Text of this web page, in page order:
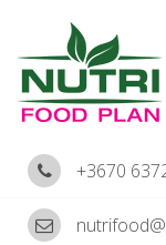
+3670